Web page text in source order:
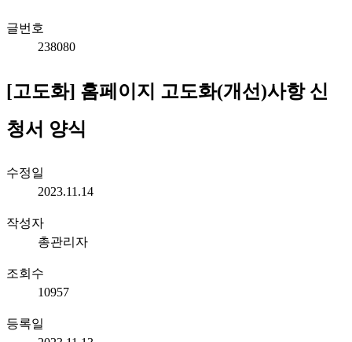
글번호
238080
[고도화] 홈페이지 고도화(개선)사항 신
청서 양식
수정일
2023.11.14
작성자
총관리자
조회수
10957
등록일